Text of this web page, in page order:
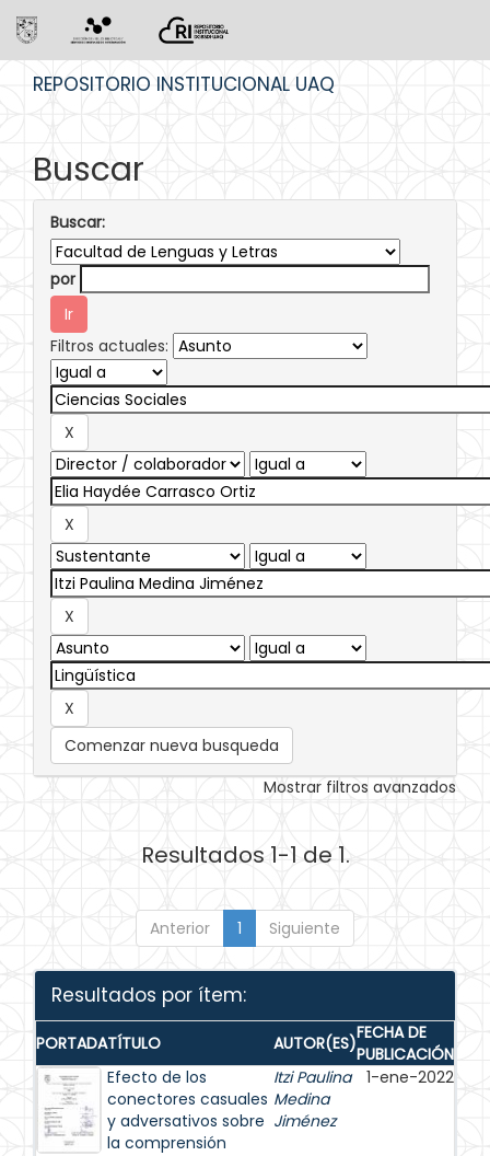
REPOSITORIO INSTITUCIONAL UAQ
Buscar
Buscar:
por
Filtros actuales:
Comenzar nueva busqueda
Mostrar filtros avanzados
Resultados 1-1 de 1.
Anterior 1 Siguiente
Resultados por ítem:
PORTADATÍTULO AUTOR(ES)FECHA DE
PUBLICACIÓN
Efecto de los
conectores casuales
y adversativos sobre
la comprensión
Itzi Paulina
Medina
Jiménez
1-ene-2022